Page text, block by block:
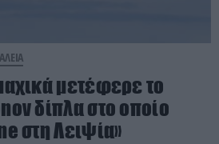
μετέφερε το
δίπλα στο οποίο
στη Λειψία»